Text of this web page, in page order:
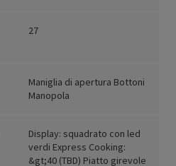
27
Maniglia di apertura Bottoni
Manopola
Display: squadrato con led
verdi Express Cooking:
&gt;40 (TBD) Piatto girevole